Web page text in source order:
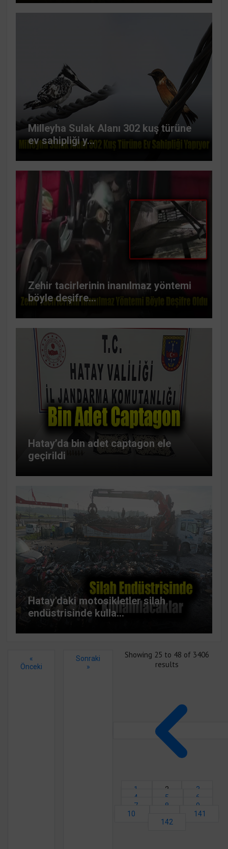
Milleyha Sulak Alanı 302 kuş türüne
ev sahipliği y...
Zehir tacirlerinin inanılmaz yöntemi
böyle deşifre...
Hatay’da bin adet captagon ele
geçirildi
Hatay'daki motosikletler silah
endüstrisinde kulla...
«
Önceki
Sonraki
»
Showing 25 to 48 of 3406
results
1 2
3
4
5
6
7
8
9
10
141
142